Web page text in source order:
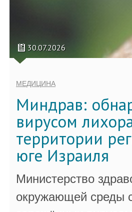
30.07.2026
МЕДИЦИНА
Миндрав:
вирусом
территории
юге Израиля
Министерство
окружающей среды